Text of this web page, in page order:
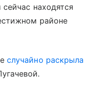
находятся
районе
случайно раскрыла